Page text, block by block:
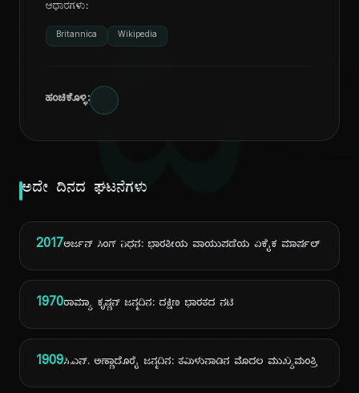
ದಿ
ಆಧಾರಗಳು:
Britannica Wikipedia
ಹಂಚಿಕೊಳ್ಳಿ:
ಅದೇ ದಿನದ ಘಟನೆಗಳು
2017ಅರ್ಜನ್ ಸಿಂಗ್ ನಿಧನ: ಭಾರತೀಯ ವಾಯುಪಡೆಯ ಏಕೈಕ ಮಾರ್ಷಲ್
1970ರಾಮ್ಯಾ ಕೃಷ್ಣನ್ ಜನ್ಮದಿನ: ದಕ್ಷಿಣ ಭಾರತದ ನಟಿ
1909ಸಿ.ಎನ್. ಅಣ್ಣಾದೊರೈ ಜನ್ಮದಿನ: ತಮಿಳುನಾಡಿನ ಮೊದಲ ಮುಖ್ಯಮಂತ್ರಿ